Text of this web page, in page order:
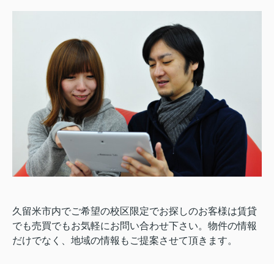
久留米市内でご希望の校区限定でお探しのお客様は賃貸
でも売買でもお気軽にお問い合わせ下さい。物件の情報
だけでなく、地域の情報もご提案させて頂きます。